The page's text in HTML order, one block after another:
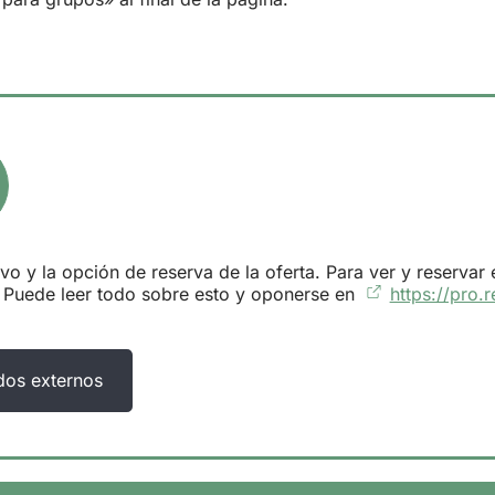
y la opción de reserva de la oferta. Para ver y
leer todo sobre esto y oponerse en
https://
externos